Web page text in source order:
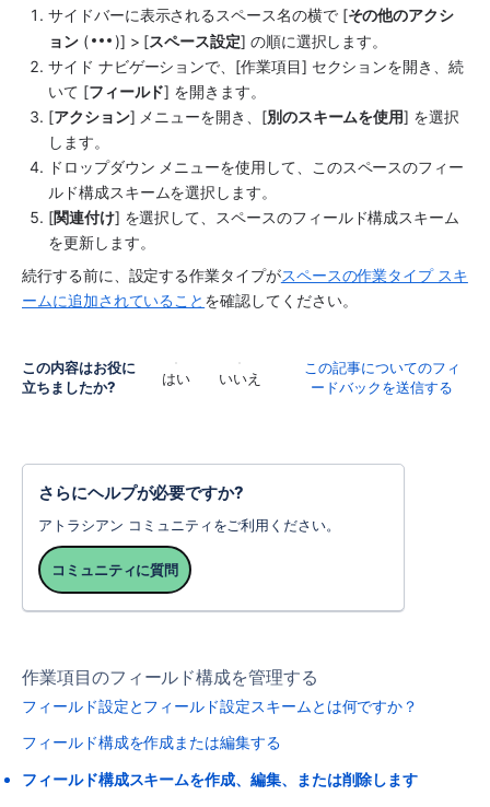
サイドバーに表示される スペース名の横で [その他のアクシ
ョン ( )] > [スペース設定] の順に選択します。
サイド ナビゲーションで、[作業項目] セクションを開き、続
いて [フィールド] を開きます。
[アクション] メニューを開き、[別のスキームを使用] を選択
します。
ドロップダウン メニューを使用して、このスペースのフィー
ルド構成スキームを選択します。
[関連付け] を選択して、 スペースのフィールド構成スキーム
を更新します。
続行する前に、設定する作業タイプがスペースの作業タイプ スキ
ームに追加されていること を確認してください。
この内容はお役に
立ちましたか?
はい いいえ
この記事についてのフィ
ードバックを送信する
さらにヘルプが必要ですか?
アトラシアン コミュニティをご利用ください。
コミュニティに質問
作業項目のフィールド構成を管理する
フィールド設定とフィールド設定スキームとは何ですか？
フィールド構成を作成または編集する
フィールド構成スキームを作成、編集、または削除します